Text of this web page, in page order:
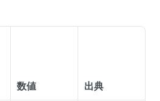
数値 出典